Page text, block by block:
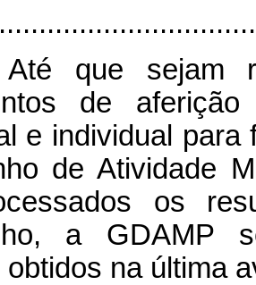
que sejam
de
e individual
de Atividade
os
a GDAMP
na última